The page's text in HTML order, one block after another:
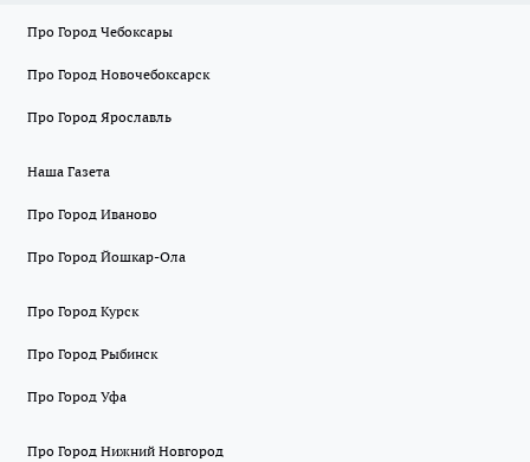
Про Город Чебоксары
Про Город Новочебоксарск
Про Город Ярославль
Наша Газета
Про Город Иваново
Про Город Йошкар-Ола
Про Город Курск
Про Город Рыбинск
Про Город Уфа
Про Город Нижний Новгород